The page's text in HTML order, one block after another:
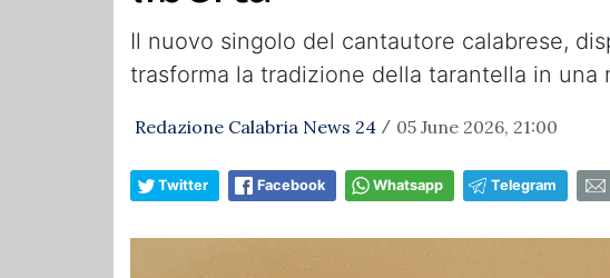
Il nuovo singolo del cantautore calabrese,
trasforma la tradizione della tarantella in
Redazione Calabria News 24 / 05 June 2026, 21:00
Twitter Facebook Whatsapp Telegram